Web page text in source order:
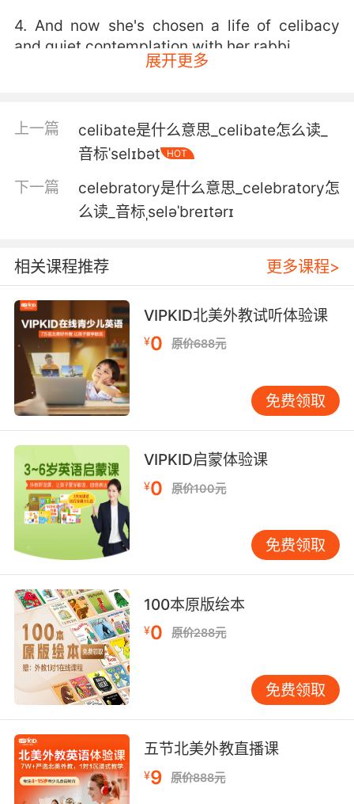
4. And now she's chosen a life of celibacy
and quiet contemplation with her rabbi.
5. Christ day one of celibacy and I'm already
holding hands with someone.
展开更多
上一篇
celibate是什么意思_celibate怎么读_
音标ˈselɪbət
HOT
下一篇
celebratory是什么意思_celebratory怎
么读_音标ˌseləˈbreɪtərɪ
相关课程推荐 更多课程>
VIPKID北美外教试听体验课
¥0 原价688元
免费领取
VIPKID启蒙体验课
¥0 原价100元
免费领取
100本原版绘本
¥0 原价288元
免费领取
五节北美外教直播课
¥9 原价888元